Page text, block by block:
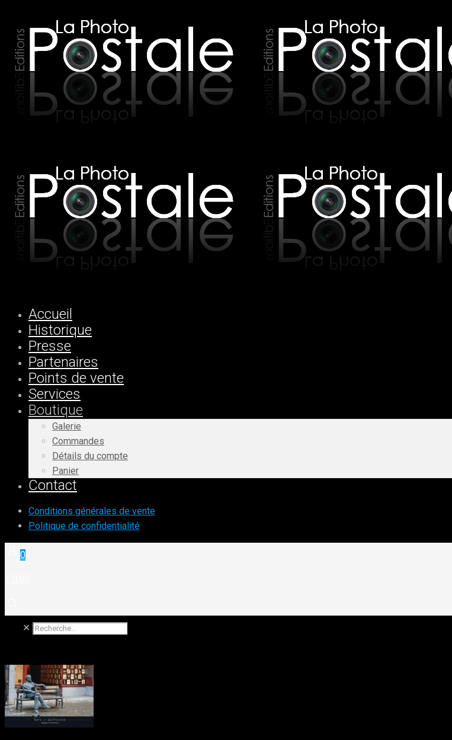
Accueil
Historique
Presse
Partenaires
Points de vente
Services
Boutique
Galerie
Commandes
Détails du compte
Panier
Contact
Conditions générales de vente
Politique de confidentialité
0
✕